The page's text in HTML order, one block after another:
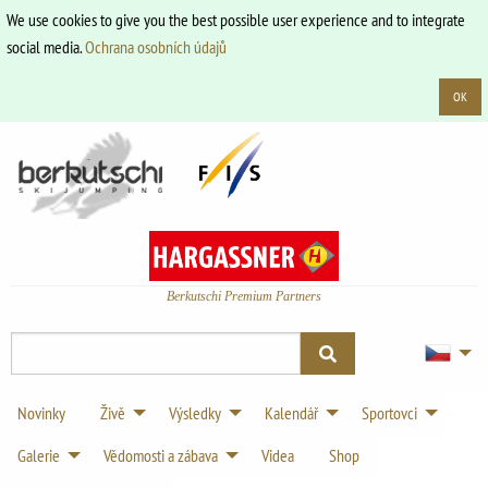
We use cookies to give you the best possible user experience and to integrate
social media.Ochrana osobních údajů
OK
Berkutschi Premium Partners
Novinky Živě Výsledky Kalendář
Sportovci
Galerie
Vědomosti a zábava Videa
Shop